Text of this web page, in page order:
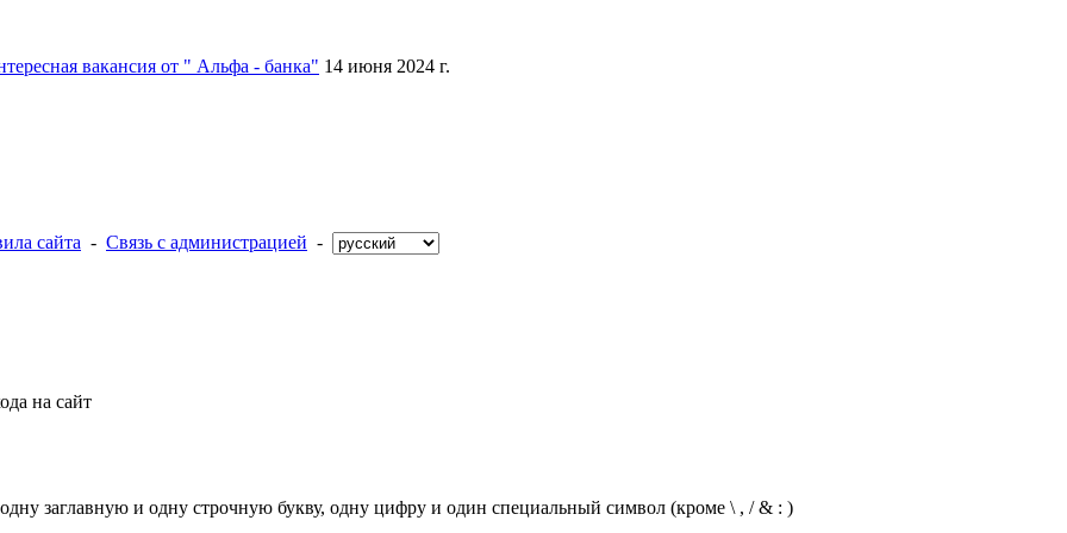
вакансия от " Альфа - банка" 14 июня 2024 г.
сайта - Связь с администрацией -
на сайт
заглавную и одну строчную букву, одну цифру и один специальный символ (кроме \ , / & : )